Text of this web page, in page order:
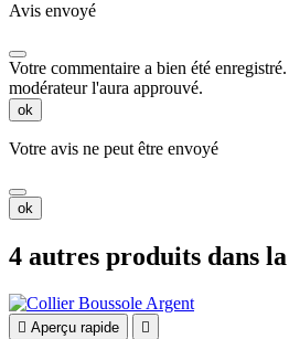
Avis envoyé
Votre commentaire a bien été
modérateur l'aura approuvé.
ok
Votre avis ne peut être envoyé
ok
4 autres produits dans
 Aperçu rapide 